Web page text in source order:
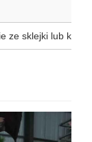
ze sklejki lub